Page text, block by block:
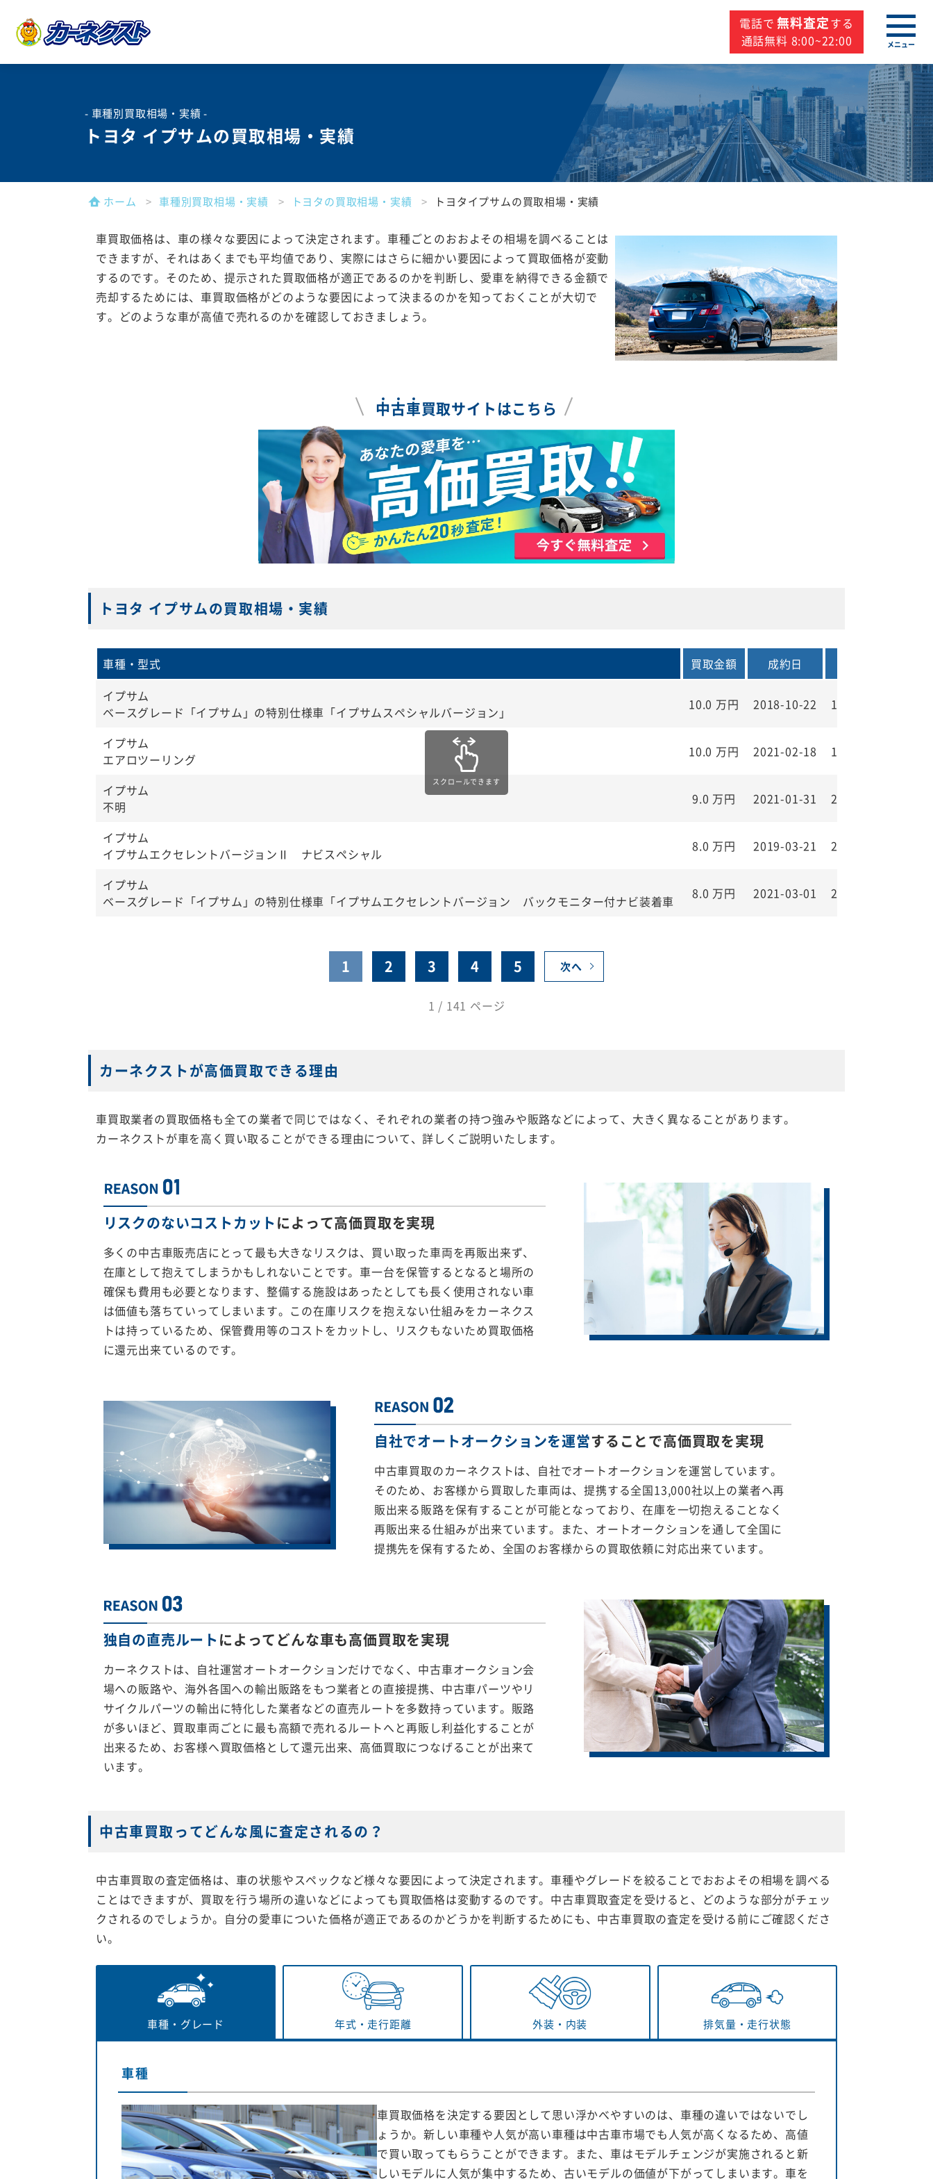
電話で 無料査定する
通話無料 8:00~22:00
メニュー
- 車種別買取相場・実績 -
トヨタ イプサムの買取相場・実績
ホーム 車種別買取相場・実績 トヨタの買取相場・実績 トヨタイプサムの買取相場・実績
車買取価格は、車の様々な要因によって決定されます。車種ごとのおおよその相場を調べることは
できますが、それはあくまでも平均値であり、実際にはさらに細かい要因によって買取価格が変動
するのです。そのため、提示された買取価格が適正であるのかを判断し、愛車を納得できる金額で
売却するためには、車買取価格がどのような要因によって決まるのかを知っておくことが大切で
す。どのような車が高値で売れるのかを確認しておきましょう。
中古車買取サイトはこちら
トヨタ イプサムの買取相場・実績
車種・型式 買取金額 成約日
イプサム
ベースグレード「イプサム」の特別仕様車「イプサムスペシャルバージョン」
10.0 万円 2018-10-22 1999年
イプサム
エアロツーリング
10.0 万円 2021-02-18 1999年
イプサム
不明
9.0 万円 2021-01-31 2000年
イプサム
イプサムエクセレントバージョンⅡ ナビスペシャル
8.0 万円 2019-03-21 2001年
イプサム
ベースグレード「イプサム」の特別仕様車「イプサムエクセレントバージョン バックモニター付ナビ装着車
8.0 万円 2021-03-01 2000年
スクロールできます
1 2 3 4 5 次へ
1 / 141 ページ
カーネクストが高価買取できる理由
車買取業者の買取価格も全ての業者で同じではなく、それぞれの業者の持つ強みや販路などによって、大きく異なることがあります。
カーネクストが車を高く買い取ることができる理由について、詳しくご説明いたします。
リスクのないコストカットによって高価買取を実現
多くの中古車販売店にとって最も大きなリスクは、買い取った車両を再販出来ず、
在庫として抱えてしまうかもしれないことです。車一台を保管するとなると場所の
確保も費用も必要となります、整備する施設はあったとしても長く使用されない車
は価値も落ちていってしまいます。この在庫リスクを抱えない仕組みをカーネクス
トは持っているため、保管費用等のコストをカットし、リスクもないため買取価格
に還元出来ているのです。
自社でオートオークションを運営することで高価買取を実現
中古車買取のカーネクストは、自社でオートオークションを運営しています。
そのため、お客様から買取した車両は、提携する全国13,000社以上の業者へ再
販出来る販路を保有することが可能となっており、在庫を一切抱えることなく
再販出来る仕組みが出来ています。また、オートオークションを通して全国に
提携先を保有するため、全国のお客様からの買取依頼に対応出来ています。
独自の直売ルートによってどんな車も高価買取を実現
カーネクストは、自社運営オートオークションだけでなく、中古車オークション会
場への販路や、海外各国への輸出販路をもつ業者との直接提携、中古車パーツやリ
サイクルパーツの輸出に特化した業者などの直売ルートを多数持っています。販路
が多いほど、買取車両ごとに最も高額で売れるルートへと再販し利益化することが
出来るため、お客様へ買取価格として還元出来、高価買取につなげることが出来て
います。
中古車買取ってどんな風に査定されるの？
中古車買取の査定価格は、車の状態やスペックなど様々な要因によって決定されます。車種やグレードを絞ることでおおよその相場を調べる
ことはできますが、買取を行う場所の違いなどによっても買取価格は変動するのです。中古車買取査定を受けると、どのような部分がチェッ
クされるのでしょうか。自分の愛車についた価格が適正であるのかどうかを判断するためにも、中古車買取の査定を受ける前にご確認くださ
い。
車種・ グレード 年式・ 走行距離 外装・ 内装 排気量・ 走行状態
車種
車買取価格を決定する要因として思い浮かべやすいのは、車種の違いではないでし
ょうか。新しい車種や人気が高い車種は中古車市場でも人気が高くなるため、高値
で買い取ってもらうことができます。また、車はモデルチェンジが実施されると新
しいモデルに人気が集中するため、古いモデルの価値が下がってしまいます。車を